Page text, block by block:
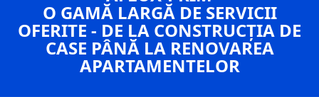
O GAMĂ LARGĂ DE SERVICII
OFERITE - DE LA CONSTRUCȚIA DE
CASE PÂNĂ LA RENOVAREA
APARTAMENTELOR